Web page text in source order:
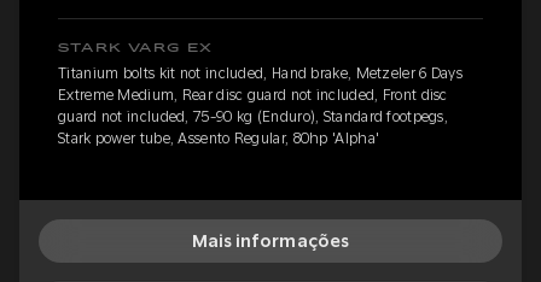
STARK VARG EX
Titanium bolts kit not included, Hand brake, Metzeler 6 Days
Extreme Medium, Rear disc guard not included, Front disc
guard not included, 75-90 kg (Enduro), Standard footpegs,
Stark power tube, Assento Regular, 80hp 'Alpha'
Mais informações